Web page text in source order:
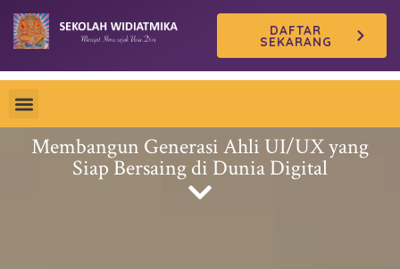
Skip
content
DAFTAR
SEKARANG
Membangun Generasi Ahli UI/UX yang
Siap Bersaing di Dunia Digital